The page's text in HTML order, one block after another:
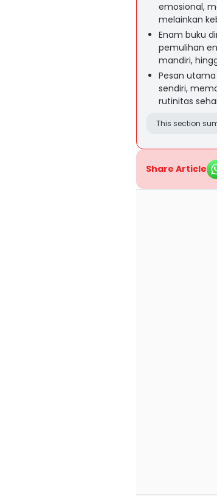
emosional,
melainkan
Enam buku
pemulihan
mandiri,
Pesan
sendiri,
rutinitas
This section
Share Article